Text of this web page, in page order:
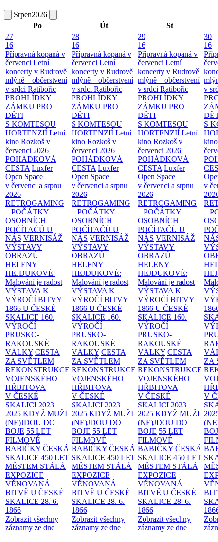
Srpen2026
Po
Út
St
27
16
Přípravná kopaná v
červenci Letní
koncerty v Rudrově
mlýně – občerstvení
v srdci Ratibořic
PROHLÍDKY
ZÁMKU PRO
DĚTI
S KOMTESOU
HORTENZIÍ Letní
kino Rozkoš v
červenci 2026
POHÁDKOVÁ
CESTA Luxfer
Open Space
v červenci a srpnu
2026
RETROGAMING
– POČÁTKY
OSOBNÍCH
POČÍTAČŮ U
NÁS VERNISÁŽ
VÝSTAVY
OBRAZŮ
HELENY
HEJDUKOVÉ:
Malování je radost
VÝSTAVA K
VÝROČÍ BITVY
1866 U ČESKÉ
SKALICE 160.
VÝROČÍ
PRUSKO-
RAKOUSKÉ
VÁLKY CESTA
ZA SVĚTLEM
REKONSTRUKCE
VOJENSKÉHO
HŘBITOVA
V ČESKÉ
SKALICI 2023–
2025 KDYŽ MUŽI
(NE)JDOU DO
BOJE 55 LET
FILMOVÉ
BABIČKY ČESKÁ
SKALICE 450 LET
MĚSTEM STÁLÁ
EXPOZICE
VĚNOVANÁ
BITVĚ U ČESKÉ
SKALICE 28. 6.
1866
Zobrazit všechny
záznamy ze dne
28
16
Přípravná kopaná v
červenci Letní
koncerty v Rudrově
mlýně – občerstvení
v srdci Ratibořic
PROHLÍDKY
ZÁMKU PRO
DĚTI
S KOMTESOU
HORTENZIÍ Letní
kino Rozkoš v
červenci 2026
POHÁDKOVÁ
CESTA Luxfer
Open Space
v červenci a srpnu
2026
RETROGAMING
– POČÁTKY
OSOBNÍCH
POČÍTAČŮ U
NÁS VERNISÁŽ
VÝSTAVY
OBRAZŮ
HELENY
HEJDUKOVÉ:
Malování je radost
VÝSTAVA K
VÝROČÍ BITVY
1866 U ČESKÉ
SKALICE 160.
VÝROČÍ
PRUSKO-
RAKOUSKÉ
VÁLKY CESTA
ZA SVĚTLEM
REKONSTRUKCE
VOJENSKÉHO
HŘBITOVA
V ČESKÉ
SKALICI 2023–
2025 KDYŽ MUŽI
(NE)JDOU DO
BOJE 55 LET
FILMOVÉ
BABIČKY ČESKÁ
SKALICE 450 LET
MĚSTEM STÁLÁ
EXPOZICE
VĚNOVANÁ
BITVĚ U ČESKÉ
SKALICE 28. 6.
1866
Zobrazit všechny
záznamy ze dne
29
16
Přípravná kopaná v
červenci Letní
koncerty v Rudrově
mlýně – občerstvení
v srdci Ratibořic
PROHLÍDKY
ZÁMKU PRO
DĚTI
S KOMTESOU
HORTENZIÍ Letní
kino Rozkoš v
červenci 2026
POHÁDKOVÁ
CESTA Luxfer
Open Space
v červenci a srpnu
2026
RETROGAMING
– POČÁTKY
OSOBNÍCH
POČÍTAČŮ U
NÁS VERNISÁŽ
VÝSTAVY
OBRAZŮ
HELENY
HEJDUKOVÉ:
Malování je radost
VÝSTAVA K
VÝROČÍ BITVY
1866 U ČESKÉ
SKALICE 160.
VÝROČÍ
PRUSKO-
RAKOUSKÉ
VÁLKY CESTA
ZA SVĚTLEM
REKONSTRUKCE
VOJENSKÉHO
HŘBITOVA
V ČESKÉ
SKALICI 2023–
2025 KDYŽ MUŽI
(NE)JDOU DO
BOJE 55 LET
FILMOVÉ
BABIČKY ČESKÁ
SKALICE 450 LET
MĚSTEM STÁLÁ
EXPOZICE
VĚNOVANÁ
BITVĚ U ČESKÉ
SKALICE 28. 6.
1866
Zobrazit všechny
záznamy ze dne
30
16
v
S
v
–
ZA
V